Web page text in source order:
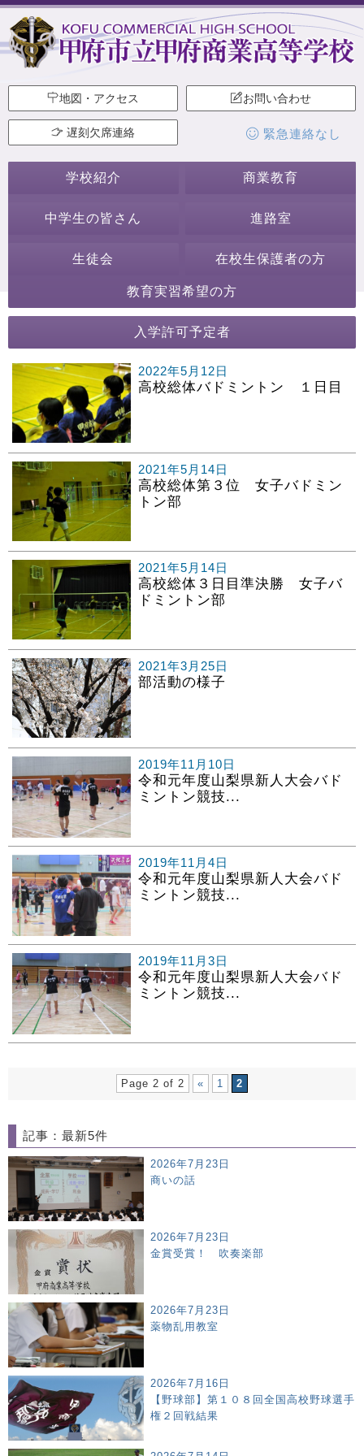
地図・アクセス お問い合わせ
遅刻欠席連絡 緊急連絡なし
学校紹介 商業教育
中学生の皆さん 進路室
生徒会 在校生保護者の方
教育実習希望の方
入学許可予定者
バドミントン部［女子］
2022年5月12日
高校総体バドミントン １日目
2021年5月14日
高校総体第３位 女子バドミン
トン部
2021年5月14日
高校総体３日目準決勝 女子バ
ドミントン部
2021年3月25日
部活動の様子
2019年11月10日
令和元年度山梨県新人大会バド
ミントン競技...
2019年11月4日
令和元年度山梨県新人大会バド
ミントン競技...
2019年11月3日
令和元年度山梨県新人大会バド
ミントン競技...
Page 2 of 2 « 1 2
記事：最新5件
2026年7月23日
商いの話
2026年7月23日
金賞受賞！ 吹奏楽部
2026年7月23日
薬物乱用教室
2026年7月16日
【野球部】第１０８回全国高校野球選手
権２回戦結果